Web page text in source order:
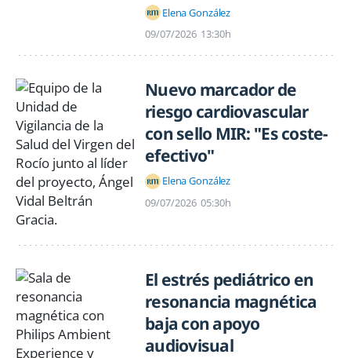
Elena González
09/07/2026 13:30h
Nuevo marcador de
riesgo cardiovascular
con sello MIR: "Es coste-
efectivo"
Elena González
09/07/2026 05:30h
El estrés pediátrico en
resonancia magnética
baja con apoyo
audiovisual